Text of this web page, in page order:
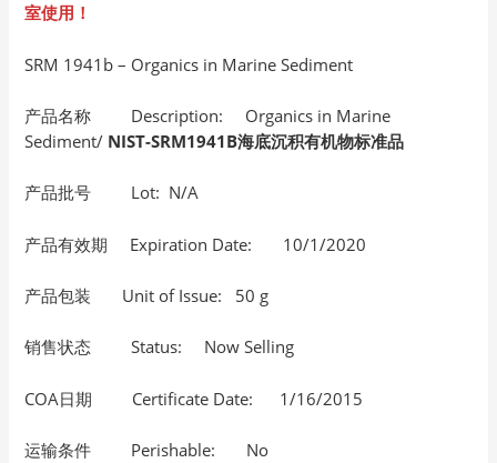
室使用！
SRM 1941b – Organics in Marine Sediment
产品名称 Description: Organics in Marine
Sediment/ NIST-SRM1941B海底沉积有机物标准品
产品批号 Lot: N/A
产品有效期 Expiration Date: 10/1/2020
产品包装 Unit of Issue: 50 g
销售状态 Status: Now Selling
COA日期 Certificate Date: 1/16/2015
运输条件 Perishable: No